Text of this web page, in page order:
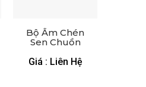
Bộ Ấm Chén
Sen Chuồn
Vàng – XGS
Giá : Liên Hệ